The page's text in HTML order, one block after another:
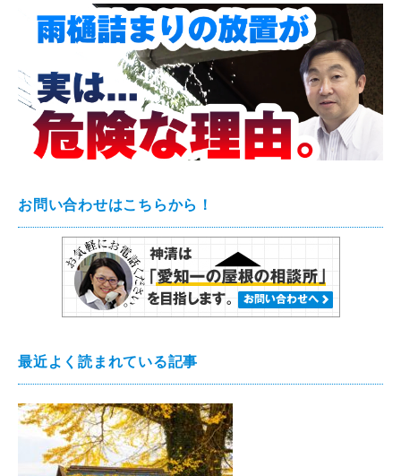
お問い合わせはこちらから！
最近よく読まれている記事